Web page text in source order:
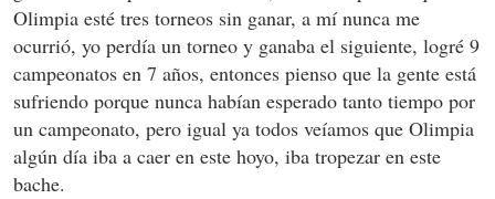
Olimpia esté tres torneos sin ganar, a mí nunca me
ocurrió, yo perdía un torneo y ganaba el siguiente, logré 9
campeonatos en 7 años, entonces pienso que la gente está
sufriendo porque nunca habían esperado tanto tiempo por
un campeonato, pero igual ya todos veíamos que Olimpia
algún día iba a caer en este hoyo, iba tropezar en este
bache.